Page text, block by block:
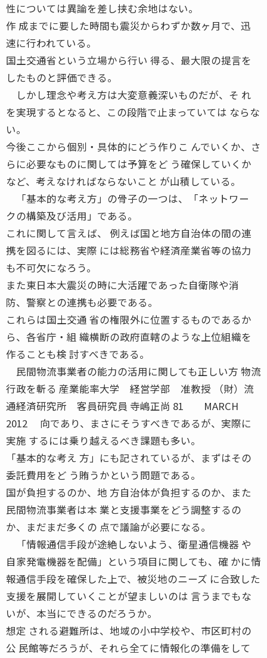
性については異論を差し挟む余地はない。
作 成までに要した時間も震災からわずか数ヶ月で、迅
速に行われている。
国土交通省という立場から行い 得る、最大限の提言を
したものと評価できる。
しかし理念や考え方は大変意義深いものだが、そ れ
を実現するとなると、この段階で止まっていては ならな
い。
今後ここから個別・具体的にどう作りこ んでいくか、さ
らに必要なものに関しては予算をど う確保していくか
など、考えなければならないこと が山積している。
「基本的な考え方」の骨子の一つは、「ネットワー
クの構築及び活用」である。
これに関して言えば、 例えば国と地方自治体の間の連
携を図るには、実際 には総務省や経済産業省等の協力
も不可欠になろう。
また東日本大震災の時に大活躍であった自衛隊や消
防、警察との連携も必要である。
これらは国土交通 省の権限外に位置するものであるか
ら、各省庁・組 織横断の政府直轄のような上位組織を
作ることも検 討すべきである。
民間物流事業者の能力の活用に関しても正しい方 物流
行政を斬る 産業能率大学 経営学部 准教授 （財）流
通経済研究所 客員研究員 寺嶋正尚 81 MARCH
2012 向であり、まさにそうすべきであるが、実際に
実施 するには乗り越えるべき課題も多い。
「基本的な考え 方」にも記されているが、まずはその
委託費用をど う賄うかという問題である。
国が負担するのか、地 方自治体が負担するのか、また
民間物流事業者は本 業と支援事業をどう調整するの
か、まだまだ多くの 点で議論が必要になる。
「情報通信手段が途絶しないよう、衛星通信機器 や
自家発電機器を配備」という項目に関しても、確 かに情
報通信手段を確保した上で、被災地のニーズ に合致した
支援を展開していくことが望ましいのは 言うまでもな
いが、本当にできるのだろうか。
想定 される避難所は、地域の小中学校や、市区町村の
公 民館等だろうが、それら全てに情報化の準備をして